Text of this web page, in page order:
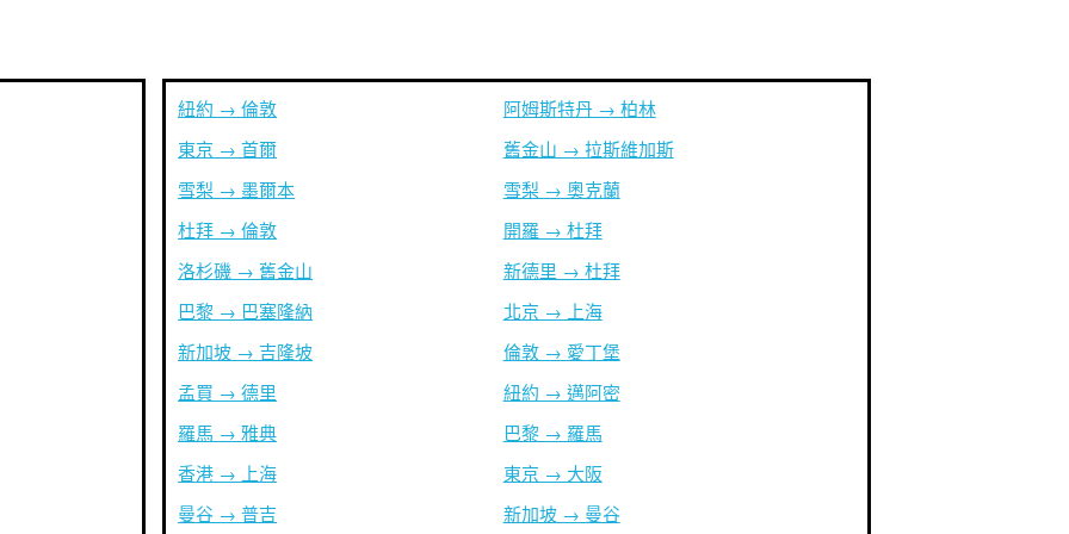
紐約 → 倫敦
東京 → 首爾
雪梨 → 墨爾本
杜拜 → 倫敦
洛杉磯 → 舊金山
巴黎 → 巴塞隆納
新加坡 → 吉隆坡
孟買 → 德里
羅馬 → 雅典
香港 → 上海
曼谷 → 普吉
阿姆斯特丹 → 柏林
舊金山 → 拉斯維加斯
雪梨 → 奧克蘭
開羅 → 杜拜
新德里 → 杜拜
北京 → 上海
倫敦 → 愛丁堡
紐約 → 邁阿密
巴黎 → 羅馬
東京 → 大阪
新加坡 → 曼谷